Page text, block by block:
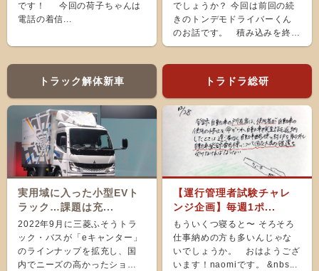
です！ 今回の荷子ちゃんは
電話の着信...
でしょうか？ 今回は前回の続
きのトンデモドライバーくん
のお話です。 積み込みを終
え、ホッと...
トラック解体新車
実用域に入った小型EVト
ラック…課題は充...
2022年9月に三菱ふそうトラ
ック・バスが「eキャンター」
のラインナップを拡充し、国
内でニーズの高かったショー
トラドラ総研
【運行管理者試験チャレ
ンジ企画】毎週1ポ...
もういくつ寝ると〜 そろそろ
仕事納めの方も多いんじゃな
いでしょうか。 おはようござ
います！naomiです。 &nbs...